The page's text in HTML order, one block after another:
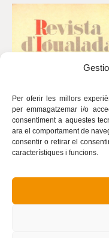
Per oferir les millors
per emmagatzemar i/o
consentiment a aquestes
ara el comportament de
consentir o retirar el
característiques i funcions.